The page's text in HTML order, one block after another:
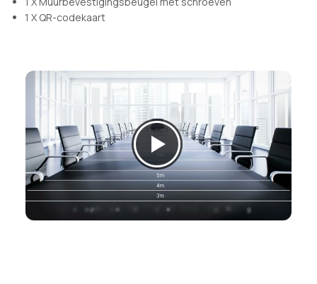
1 X QR-codekaart